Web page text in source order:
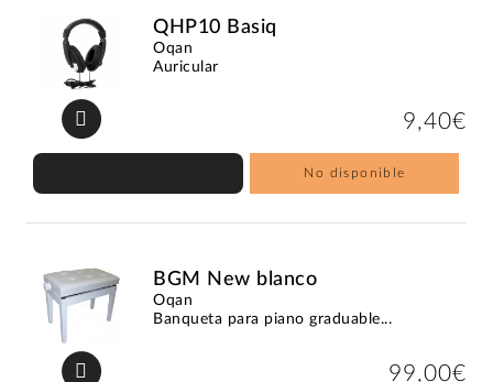
QHP10 Basiq
Oqan
Auricular
9,40€
No disponible
BGM New blanco
Oqan
Banqueta para piano graduable...
99,00€